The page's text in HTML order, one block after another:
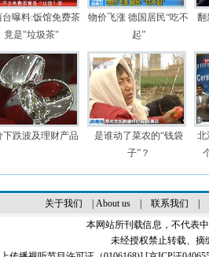
台曝料:饭馆免费茶
竟是"垃圾茶"
物价飞涨 德国居民“吃不
起”
翻
下跌波及理财产品
是谁动了菜农的“钱袋
子”？
北
关于我们 About us| 联系我们
本网站所刊载信息，不代表
未经授权禁止转载、摘